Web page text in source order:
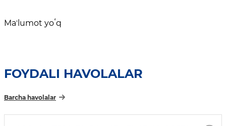
Maʼlumot yoʻq
FOYDALI HAVOLALAR
Barcha havolalar